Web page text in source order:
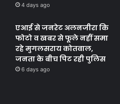
4 days ago
एआई से जनरेट अलनजीरा कि
फोटो व खबर से फूले नहीं समा
रहे मुगलसराय कोतवाल,
जनता के बीच पिट रही पुलिस
6 days ago